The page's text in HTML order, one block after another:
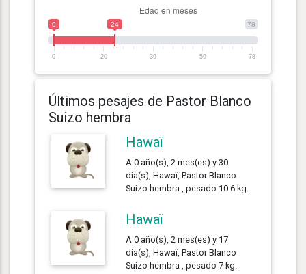
78
0 24
0 20 39 59 78
Últimos pesajes de Pastor Blanco
Suizo hembra
Hawaï
A 0 año(s), 2 mes(es) y 30
día(s), Hawaï, Pastor Blanco
Suizo hembra , pesado 10.6 kg.
Hawaï
A 0 año(s), 2 mes(es) y 17
día(s), Hawaï, Pastor Blanco
Suizo hembra , pesado 7 kg.